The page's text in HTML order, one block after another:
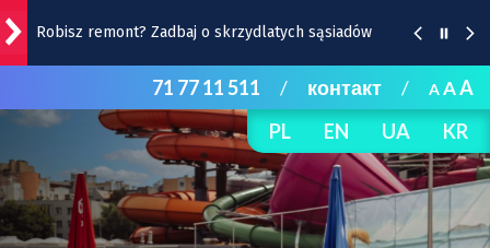
Robisz remont? Zadbaj o skrzydlatych sąsiadów
Wrocławska Feta w Rynku - w ten weekend!
Strażacy uruchamiają na czas upałów trzy wodne
kurtyny | Lokalizacje
Burza, ulewa, wiatr, grad, a do tego upał. Ostrzeżenie
IMGW dla Wrocławia i okolic
71 77 11 511 / контакт / AAA
PL
EN UA KR